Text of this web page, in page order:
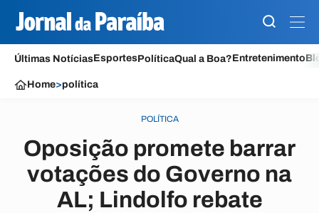
Últimas NotíciasEsportesPolíticaQual a Boa?Entretenimento
Home>política
POLÍTICA
Oposição promete barrar
votações do Governo na
AL; Lindolfo rebate